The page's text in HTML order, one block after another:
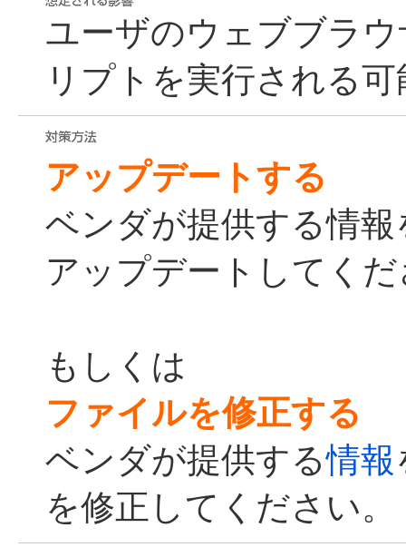
ユーザのウェブブラ
リプトを実行される
アップデートする
ベンダが提供する情
アップデートしてく
もしくは
ファイルを修正する
ベンダが提供する情報
を修正してください。